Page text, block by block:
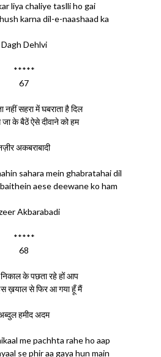
liya chaliye taslli ho gai
karna dil-e-naashaad ka
Dagh Dehlvi
*****
67
नहीं सहरा में घबराता है दिल
के बैठें ऐसे दीवाने को हम
अकबराबादी
sahara mein ghabratahai dil
aese deewane ko ham
Akbarabadi
*****
68
के पछता रहे हों आप
ख़याल से फिर आ गया हूँ मैं
हमीद अदम
me pachhta rahe ho aap
se phir aa gaya hun main